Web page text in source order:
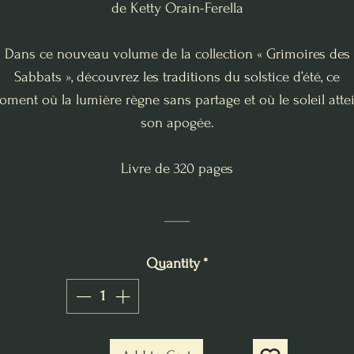
de Ketty Orain-Ferella
Dans ce nouveau volume de la collection « Grimoires des
Sabbats », découvrez les traditions du solstice d’été, ce
où la lumière règne sans partage et où le soleil
son apogée.
Livre de 320 pages
Quantity*